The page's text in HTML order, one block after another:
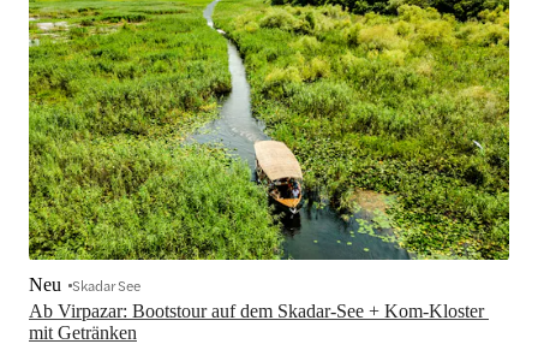
Ab Virpazar: Bootstour auf dem Skadar-See + Kom-Kloster
Neu Skadar See